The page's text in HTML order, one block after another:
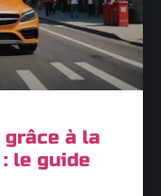
à la
le guide